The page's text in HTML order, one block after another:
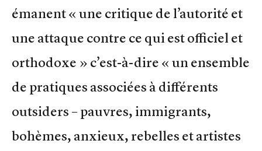
émanent « une critique de l’autorité et
une attaque contre ce qui est officiel et
orthodoxe » c’est-à-dire « un ensemble
de pratiques associées à différents
outsiders – pauvres, immigrants,
bohèmes, anxieux, rebelles et artistes